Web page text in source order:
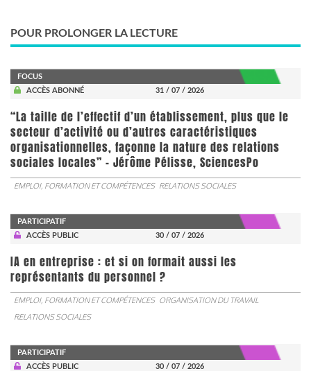
POUR PROLONGER LA LECTURE
FOCUS
ACCÈS ABONNÉ
31 / 07 / 2026
“La taille de l’effectif d’un établissement, plus que le
secteur d’activité ou d’autres caractéristiques
organisationnelles, façonne la nature des relations
sociales locales” - Jérôme Pélisse, SciencesPo
EMPLOI, FORMATION ET COMPÉTENCES RELATIONS SOCIALES
PARTICIPATIF
ACCÈS PUBLIC
30 / 07 / 2026
IA en entreprise : et si on formait aussi les
représentants du personnel ?
EMPLOI, FORMATION ET COMPÉTENCES ORGANISATION DU TRAVAIL
RELATIONS SOCIALES
PARTICIPATIF
ACCÈS PUBLIC
30 / 07 / 2026